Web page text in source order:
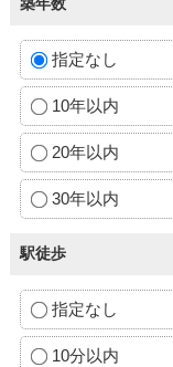
指定なし
10年以内
20年以内
30年以内
駅徒歩
指定なし
10分以内